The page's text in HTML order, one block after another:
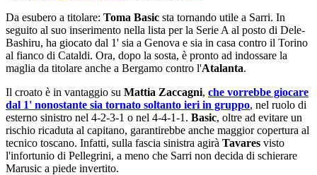
Da esubero a titolare: Toma Basic sta tornando utile a Sarri. In
seguito al suo inserimento nella lista per la Serie A al posto di Dele-
Bashiru, ha giocato dal 1' sia a Genova e sia in casa contro il Torino
al fianco di Cataldi. Ora, dopo la sosta, è pronto ad indossare la
maglia da titolare anche a Bergamo contro l'Atalanta.
Il croato è in vantaggio su Mattia Zaccagni, che vorrebbe giocare
dal 1' nonostante sia tornato soltanto ieri in gruppo, nel ruolo di
esterno sinistro nel 4-2-3-1 o nel 4-4-1-1. Basic, oltre ad evitare un
rischio ricaduta al capitano, garantirebbe anche maggior copertura al
tecnico toscano. Infatti, sulla fascia sinistra agirà Tavares visto
l'infortunio di Pellegrini, a meno che Sarri non decida di schierare
Marusic a piede invertito.